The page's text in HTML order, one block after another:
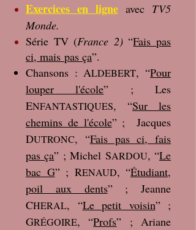
Exercices en ligneavec TV5
Monde.
Série TV (France 2)“Fais pas
ci, mais pas ça”.
Chansons : ALDEBERT, “Pour
louper l'école” ; Les
ENFANTASTIQUES, “Sur les
chemins de l'école” ; Jacques
DUTRONC, “Fais pas ci, fais
pas ça” ; Michel SARDOU, “Le
bac G” ; RENAUD, “Étudiant,
poil aux dents” ; Jeanne
CHERAL, “Le petit voisin” ;
GRÉGOIRE, “Profs” ; Ariane